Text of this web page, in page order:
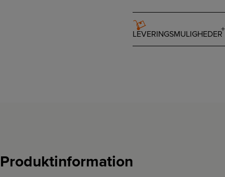
LEVERINGSMULIGHEDER
Produktinformation